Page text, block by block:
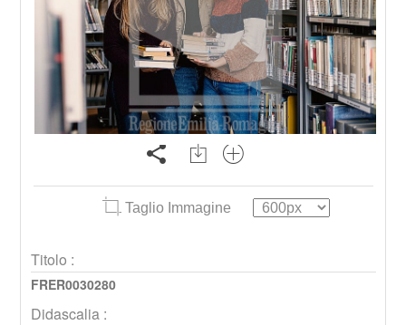
Taglio Immagine
Titolo :
FRER0030280
Didascalia :